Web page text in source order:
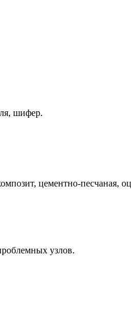
шифер.
цементно-песчаная,
узлов.